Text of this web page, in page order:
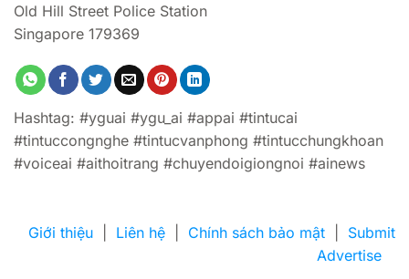
Old Hill Street Police Station
Singapore 179369
Hashtag: #yguai #ygu_ai #appai #tintucai
#tintuccongnghe #tintucvanphong #tintucchungkhoan
#voiceai #aithoitrang #chuyendoigiongnoi #ainews
Giới thiệu Liên hệ Chính sách bảo mật
Submit
Advertise